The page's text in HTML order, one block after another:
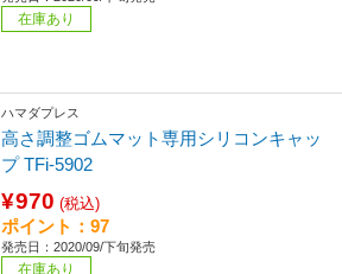
在庫あり
ハマダプレス
高さ調整ゴムマット専用シリコンキャッ
プ TFi-5902
¥970 (税込)
ポイント：97
発売日：2020/09/下旬発売
在庫あり